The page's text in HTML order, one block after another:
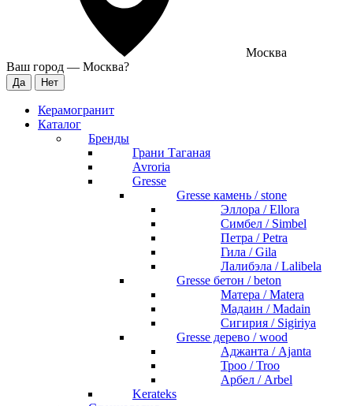
Москва
Ваш город — Москва?
Керамогранит
Каталог
Бренды
Грани Таганая
Avroria
Gresse
Gresse камень / stone
Эллора / Ellora
Симбел / Simbel
Петра / Petra
Гила / Gila
Лалибэла / Lalibela
Gresse бетон / beton
Матера / Matera
Мадаин / Madain
Сигирия / Sigiriya
Gresse дерево / wood
Аджанта / Ajanta
Троо / Troo
Арбел / Arbel
Kerateks